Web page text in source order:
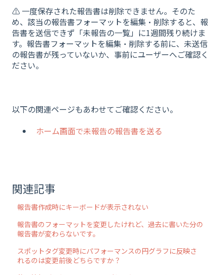
⚠️ 一度保存された報告書は削除できません。そのた
め、該当の報告書フォーマットを編集・削除すると、報
告書を送信できず「未報告の一覧」に1週間残り続けま
す。報告書フォーマットを編集・削除する前に、未送信
の報告書が残っていないか、事前にユーザーへご確認く
ださい。
以下の関連ページもあわせてご確認ください。
ホーム画面で未報告の報告書を送る
関連記事
報告書作成時にキーボードが表示されない
報告書のフォーマットを変更したけれど、過去に書いた分の
報告書が変わらないです。
スポットタグ変更時にパフォーマンスの円グラフに反映さ
れるのは変更前後どちらですか？